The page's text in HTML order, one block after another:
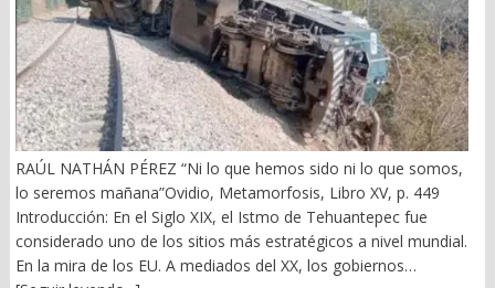
RAÚL NATHÁN PÉREZ “Ni lo que hemos sido ni lo que somos,
lo seremos mañana”Ovidio, Metamorfosis, Libro XV, p. 449
Introducción: En el Siglo XIX, el Istmo de Tehuantepec fue
considerado uno de los sitios más estratégicos a nivel mundial.
En la mira de los EU. A mediados del XX, los gobiernos